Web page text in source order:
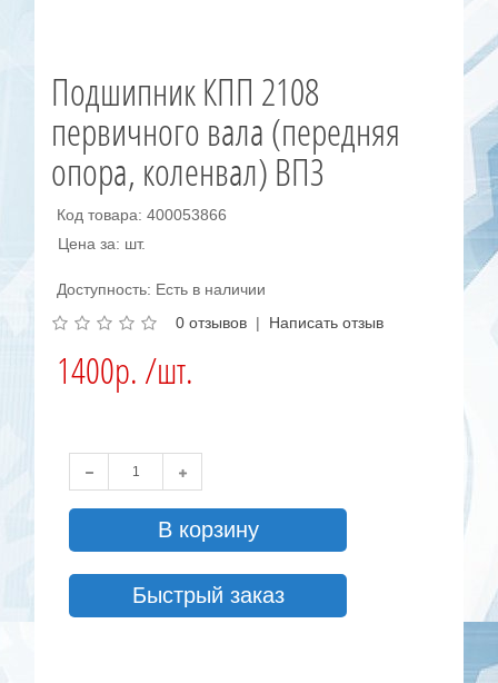
Подшипник КПП 2108
первичного вала (передняя
опора, коленвал) ВПЗ
Код товара: 400053866
Цена за: шт.
Доступность: Есть в наличии
0 отзывов | Написать отзыв
1400р. /шт.
В корзину
Быстрый заказ